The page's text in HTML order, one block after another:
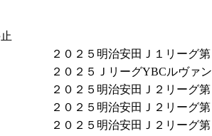
２０２５明治安田Ｊ１リーグ
２０２５ＪリーグYBCルヴァ
２０２５明治安田Ｊ２リーグ
２０２５明治安田Ｊ２リーグ
２０２５明治安田Ｊ２リーグ